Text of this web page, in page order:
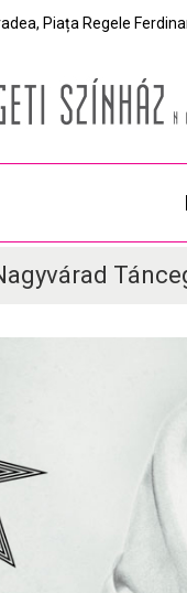
Piața Regele